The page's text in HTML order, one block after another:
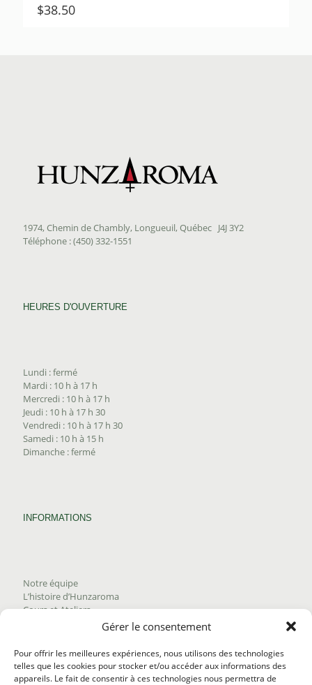
Gérer le consentement
Pour offrir les meilleures expériences, nous utilisons des technologies
telles que les cookies pour stocker et/ou accéder aux informations des
appareils. Le fait de consentir à ces technologies nous permettra de
$38.50
1974, Chemin de Chambly, Longueuil, Québec J4J 3Y2
Téléphone : (450) 332-1551
HEURES D'OUVERTURE
Lundi : fermé
Mardi : 10 h à 17 h
Mercredi : 10 h à 17 h
Jeudi : 10 h à 17 h 30
Vendredi : 10 h à 17 h 30
Samedi : 10 h à 15 h
Dimanche : fermé
INFORMATIONS
Notre équipe
L’histoire d’Hunzaroma
Cours et Ateliers
Trouver nos produits
Politique de frais d'envoi
Termes et conditions